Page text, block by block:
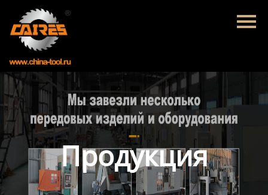
Главная
Продукция
Новости
О нас
Контакты
Продукция